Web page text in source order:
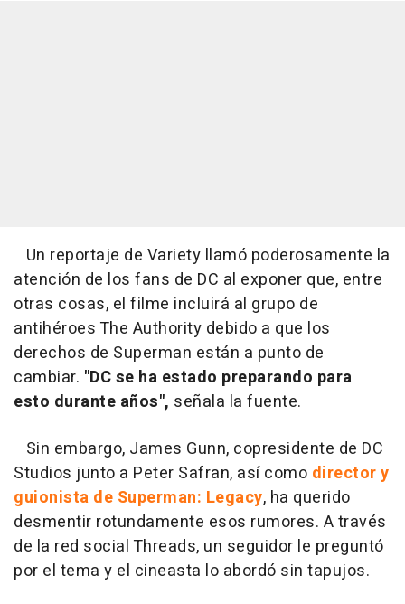
Un reportaje de Variety llamó poderosamente la
atención de los fans de DC al exponer que, entre
otras cosas, el filme incluirá al grupo de
antihéroes The Authority debido a que los
derechos de Superman están a punto de
cambiar. "DC se ha estado preparando para
esto durante años", señala la fuente.
Sin embargo, James Gunn, copresidente de DC
Studios junto a Peter Safran, así como director y
guionista de Superman: Legacy, ha querido
desmentir rotundamente esos rumores. A través
de la red social Threads, un seguidor le preguntó
por el tema y el cineasta lo abordó sin tapujos.